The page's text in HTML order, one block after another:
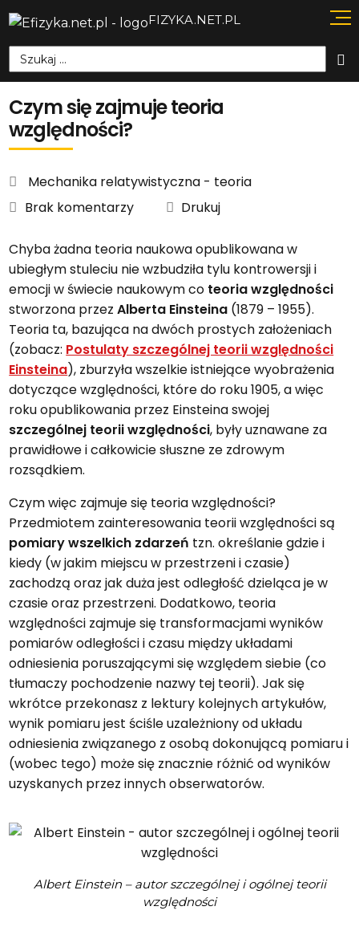
FIZYKA.NET.PL
Szukaj:
Czym się zajmuje teoria
względności?
Mechanika relatywistyczna - teoria
Brak komentarzy
Drukuj
Chyba żadna teoria naukowa opublikowana w
ubiegłym stuleciu nie wzbudziła tylu kontrowersji i
emocji w świecie naukowym co teoria względności
stworzona przezAlberta Einsteina (1879 – 1955).
Teoria ta, bazująca na dwóch prostych założeniach
(zobacz: Postulaty szczególnej teorii względności
Einsteina), zburzyła wszelkie istniejące wyobrażenia
dotyczące względności, które do roku 1905, a więc
roku opublikowania przez Einsteina swojej
szczególnej teorii względności, były uznawane za
prawidłowe i całkowicie słuszne ze zdrowym
rozsądkiem.
Czym więc zajmuje się teoria względności?
Przedmiotem zainteresowania teorii względności są
pomiary wszelkich zdarzeń tzn. określanie gdzie i
kiedy (w jakim miejscu w przestrzeni i czasie)
zachodzą oraz jak duża jest odległość dzieląca je w
czasie oraz przestrzeni. Dodatkowo, teoria
względności zajmuje się transformacjami wyników
pomiarów odległości i czasu między układami
odniesienia poruszającymi się względem siebie (co
tłumaczy pochodzenie nazwy tej teorii). Jak się
wkrótce przekonasz z lektury kolejnych artykułów,
wynik pomiaru jest ściśle uzależniony od układu
odniesienia związanego z osobą dokonującą pomiaru i
(wobec tego) może się znacznie różnić od wyników
uzyskanych przez innych obserwatorów.
Albert Einstein – autor szczególnej i ogólnej teorii
względności